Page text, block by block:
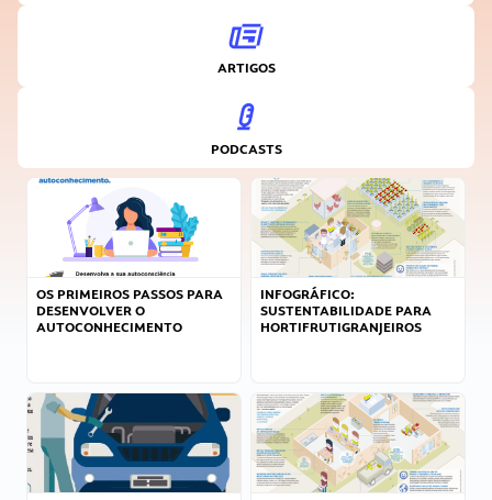
ARTIGOS
PODCASTS
OS PRIMEIROS PASSOS PARA
DESENVOLVER O
AUTOCONHECIMENTO
INFOGRÁFICO:
SUSTENTABILIDADE PARA
HORTIFRUTIGRANJEIROS